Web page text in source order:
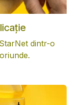
dintr-o